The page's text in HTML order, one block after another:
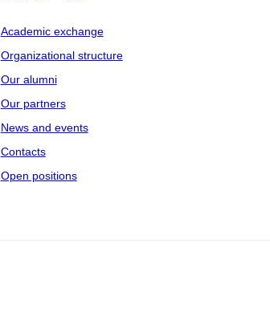
Academic exchange
Organizational structure
Our alumni
Our partners
News and events
Contacts
Open positions